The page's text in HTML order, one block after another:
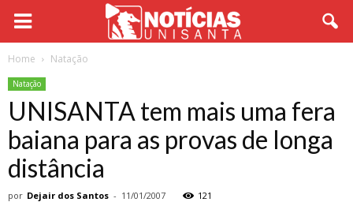
Home Natação
Natação
UNISANTA tem mais uma fera
baiana para as provas de longa
distância
por Dejair dos Santos - 11/01/2007 121